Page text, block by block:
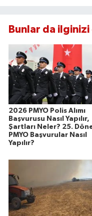
Bunlar da
2026 PMYO Polis Alımı
Başvurusu Nasıl Yapılır,
Şartları Neler? 25.
PMYO Başvurular Nasıl
Yapılır?